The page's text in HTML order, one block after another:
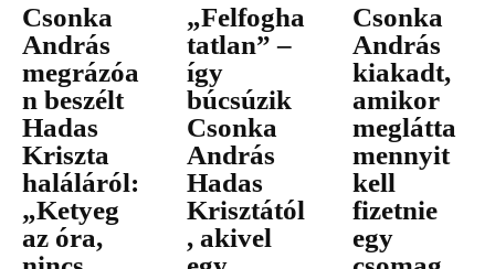
Csonka
András
megrázóa
n beszélt
Hadas
Kriszta
haláláról:
„Ketyeg
az óra,
„Felfogha
tatlan” –
így
búcsúzik
Csonka
András
Hadas
Krisztától
, akivel
Csonka
András
kiakadt,
amikor
meglátta
mennyit
kell
fizetnie
egy